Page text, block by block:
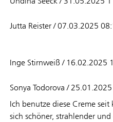
Jutta Reister / 07.03.2025
Inge Stirnweiß / 16.02.2025
Sonya Todorova /
Ich benutze diese Creme
sich schöner, strahlender